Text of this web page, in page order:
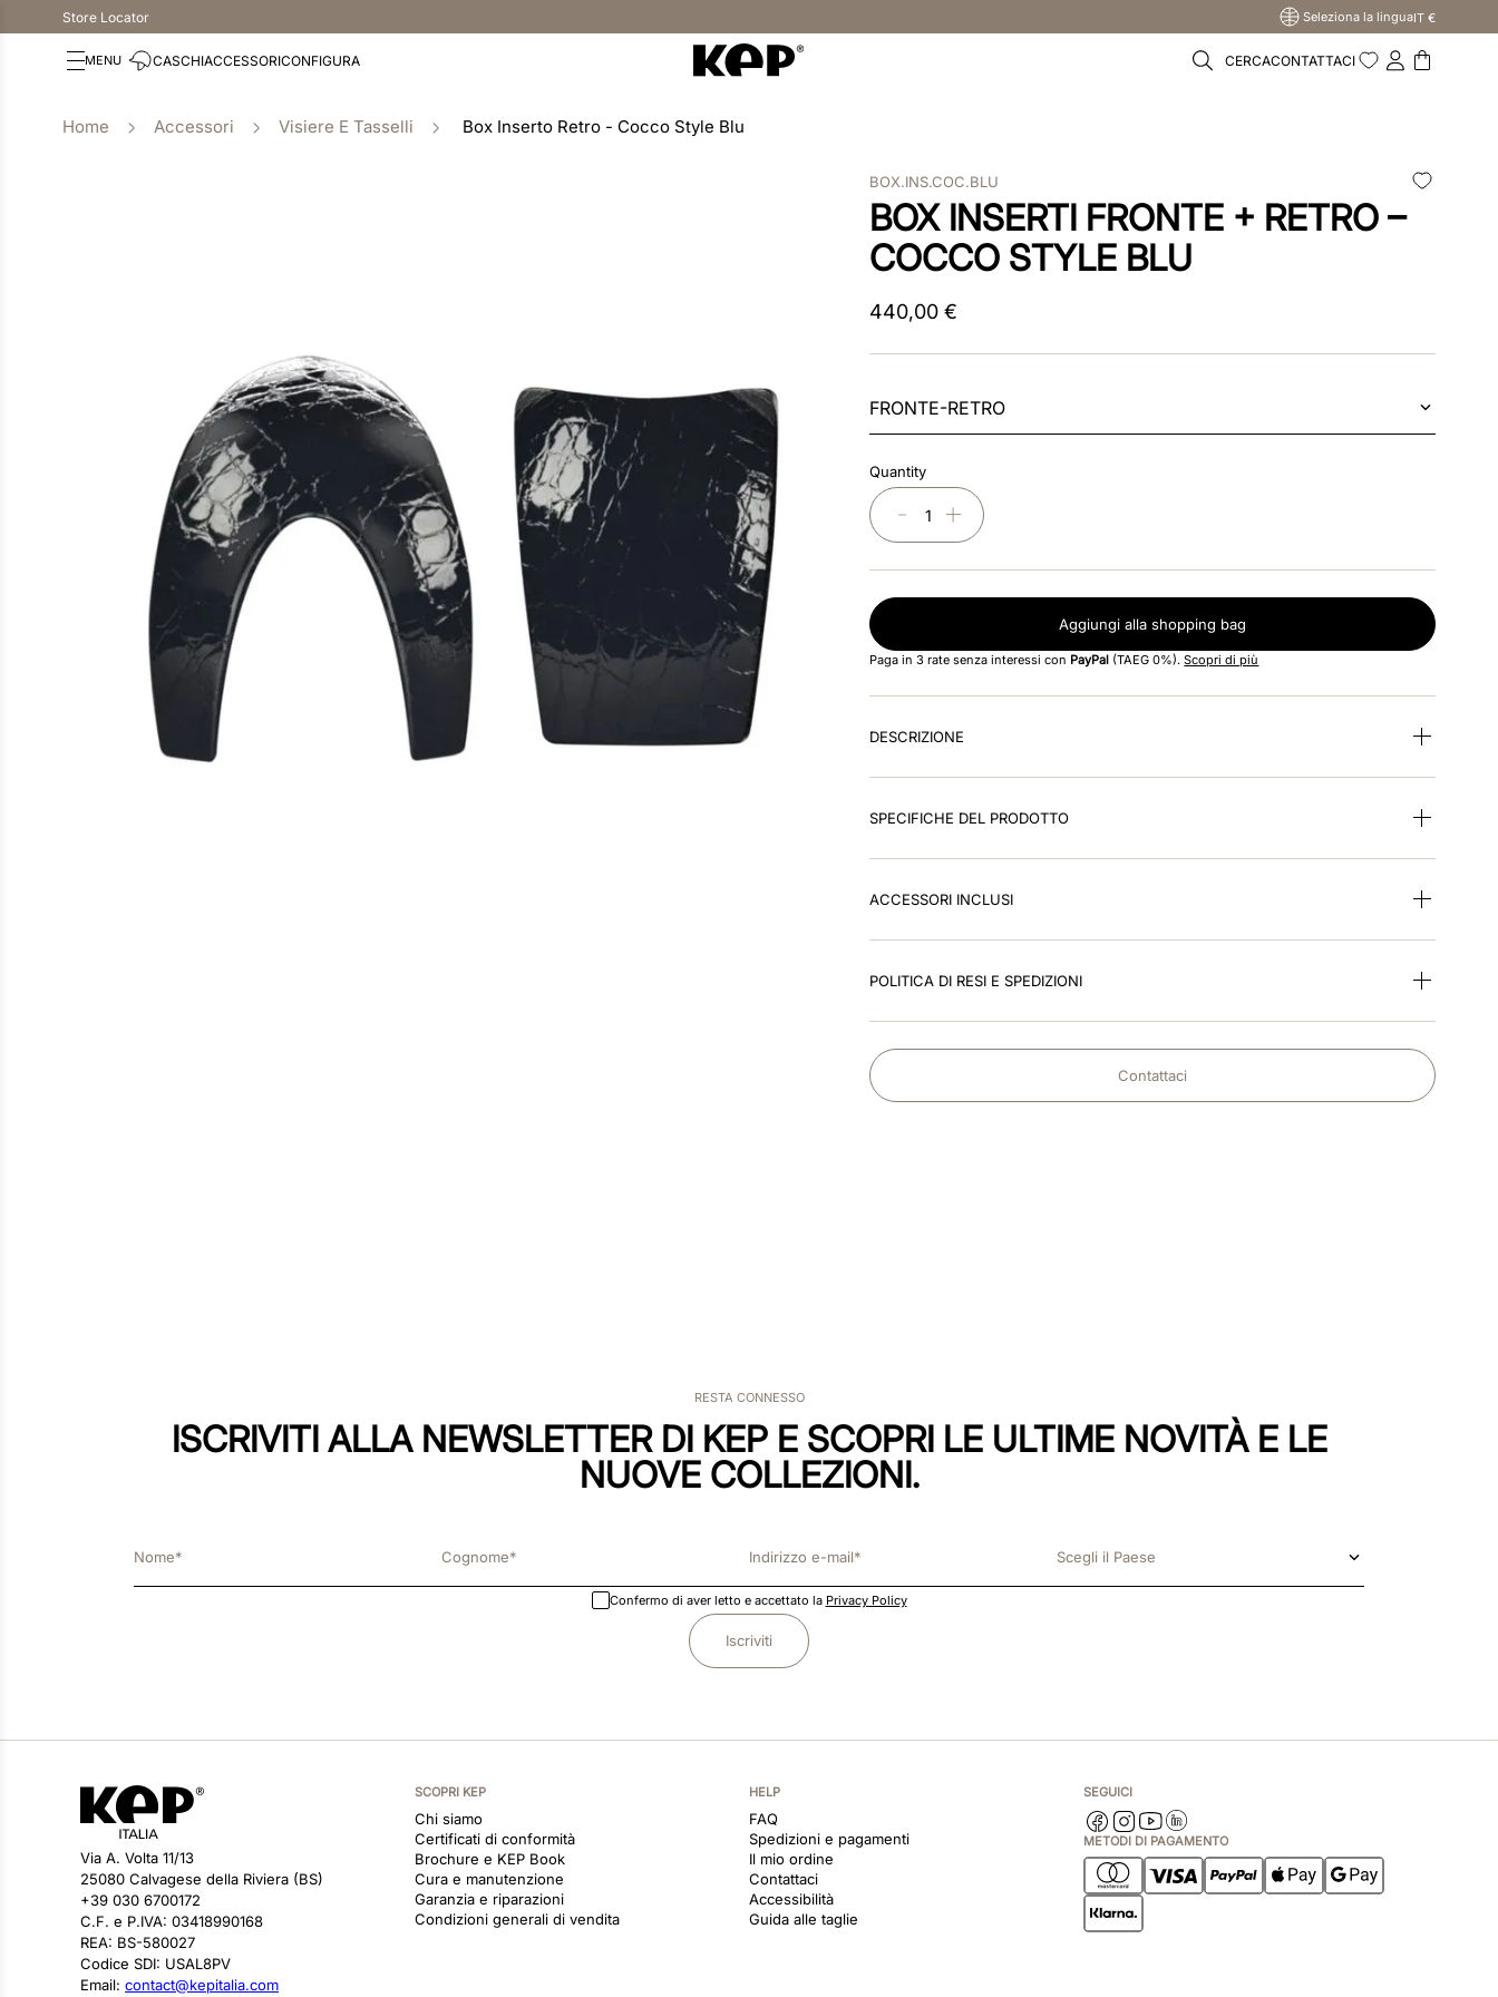
Store Locator Seleziona la linguaIT €
CASCHIACCESSORICONFIGURA CERCACONTATTACI
Accessori Visiere E Tasselli Box Inserto Retro - Cocco Style Blu
BOX.INS.COC.BLU
BOX INSERTI FRONTE + RETRO –
COCCO STYLE BLU
440,00 €
FRONTE-RETRO
Quantity
＋
－
Aggiungi alla shopping bag
Paga in 3 rate senza interessi con PayPal (TAEG 0%).Scopri di più
DESCRIZIONE
SPECIFICHE DEL PRODOTTO
ACCESSORI INCLUSI
POLITICA DI RESI E SPEDIZIONI
Contattaci
RESTA CONNESSO
ISCRIVITI ALLA NEWSLETTER DI KEP E SCOPRI LE ULTIME NOVITÀ E LE
NUOVE COLLEZIONI.
Scegli il Paese
Confermo di aver letto e accettato la Privacy Policy
Iscriviti
Via A. Volta 11/13
25080 Calvagese della Riviera (BS)
+39 030 6700172
C.F. e P.IVA: 03418990168
REA: BS-580027
Codice SDI: USAL8PV
Email: contact@kepitalia.com
SCOPRI KEP
Chi siamo
Certificati di conformità
Brochure e KEP Book
Cura e manutenzione
Garanzia e riparazioni
Condizioni generali di vendita
HELP
FAQ
Spedizioni e pagamenti
Il mio ordine
Contattaci
Accessibilità
Guida alle taglie
SEGUICI
METODI DI PAGAMENTO